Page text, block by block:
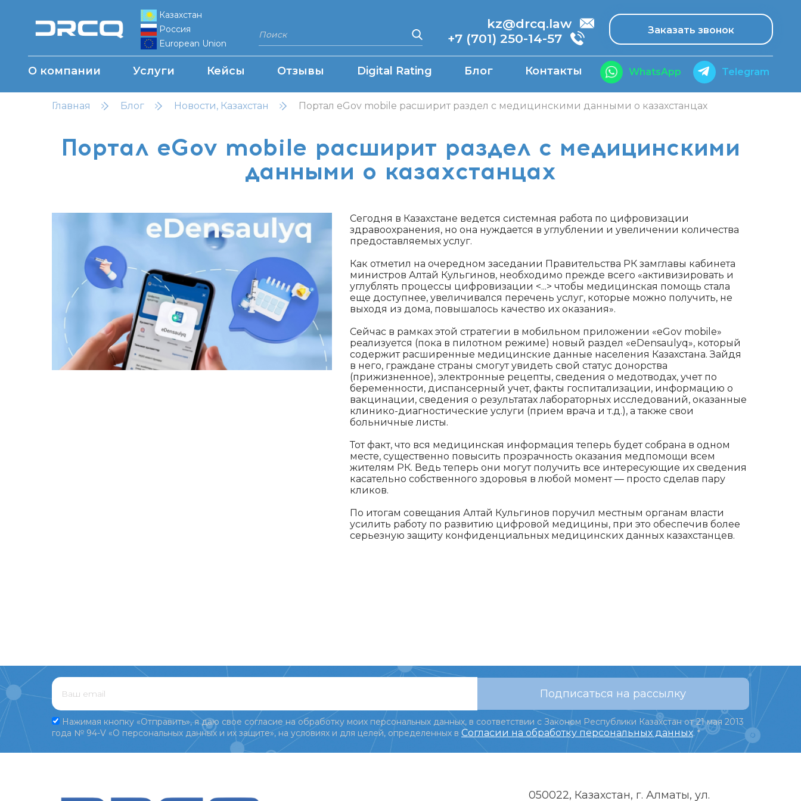
Казахстан
Россия
European Union
kz@drcq.law
+7 (701) 250-14-57
Заказать звонок
О компании Услуги Кейсы Отзывы Digital Rating Блог Контакты WhatsApp Telegram
Главная Блог Новости, Казахстан Портал eGov mobile расширит раздел с медицинскими данными о казахстанцах
Портал eGov mobile расширит раздел с медицинскими
данными о казахстанцах
Сегодня в Казахстане ведется системная работа по цифровизации
здравоохранения, но она нуждается в углублении и увеличении количества
предоставляемых услуг.
Как отметил на очередном заседании Правительства РК замглавы кабинета
министров Алтай Кульгинов, необходимо прежде всего «активизировать и
углублять процессы цифровизации <...> чтобы медицинская помощь стала
еще доступнее, увеличивался перечень услуг, которые можно получить, не
выходя из дома, повышалось качество их оказания».
Сейчас в рамках этой стратегии в мобильном приложении «eGov mobile»
реализуется (пока в пилотном режиме) новый раздел «eDensaulyq», который
содержит расширенные медицинские данные населения Казахстана. Зайдя
в него, граждане страны смогут увидеть свой статус донорства
(прижизненное), электронные рецепты, сведения о медотводах, учет по
беременности, диспансерный учет, факты госпитализации, информацию о
вакцинации, сведения о результатах лабораторных исследований, оказанные
клинико-диагностические услуги (прием врача и т.д.), а также свои
больничные листы.
Тот факт, что вся медицинская информация теперь будет собрана в одном
месте, существенно повысить прозрачность оказания медпомощи всем
жителям РК. Ведь теперь они могут получить все интересующие их сведения
касательно собственного здоровья в любой момент — просто сделав пару
кликов.
По итогам совещания Алтай Кульгинов поручил местным органам власти
усилить работу по развитию цифровой медицины, при это обеспечив более
серьезную защиту конфиденциальных медицинских данных казахстанцев.
Подписаться на рассылку
Нажимая кнопку «Отправить», я даю свое согласие на обработку моих персональных данных, в соответствии с Законом Республики Казахстан от 21 мая 2013
года № 94-V «О персональных данных и их защите», на условиях и для целей, определенных в Согласии на обработку персональных данных. *
050022, Казахстан, г. Алматы, ул.